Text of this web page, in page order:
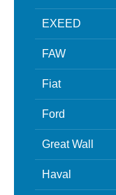
EXEED
FAW
Fiat
Ford
Great Wall
Haval